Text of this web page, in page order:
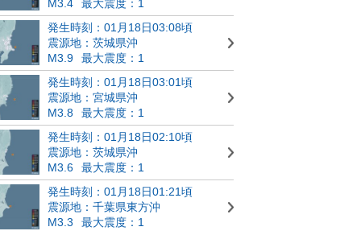
M3.4
最大震度：1
発生時刻：01月18日03:08頃
震源地：茨城県沖
M3.9
最大震度：1
発生時刻：01月18日03:01頃
震源地：宮城県沖
M3.8
最大震度：1
発生時刻：01月18日02:10頃
震源地：茨城県沖
M3.6
最大震度：1
発生時刻：01月18日01:21頃
震源地：千葉県東方沖
M3.3
最大震度：1